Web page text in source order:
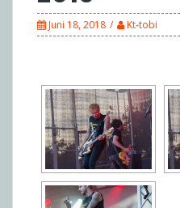
Juni 18, 2018 Kt-tobi